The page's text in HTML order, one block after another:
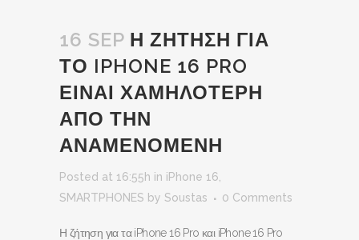
16 SEP Η ΖΗΤΗΣΗ ΓΙΑ
ΤΟ IPHONE 16 PRO
ΕΙΝΑΙ ΧΑΜΗΛΟΤΕΡΗ
ΑΠΟ ΤΗΝ
ΑΝΑΜΕΝΟΜΕΝΗ
Posted at 16:55h in iPhone 16
SMARTPHONES by Soustas 0 Comments
Η ζήτηση για τα iPhone 16 Pro και iPhone 16 Pro